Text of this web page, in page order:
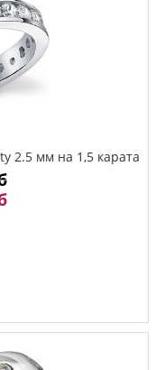
2.5 мм на 1,5 карата